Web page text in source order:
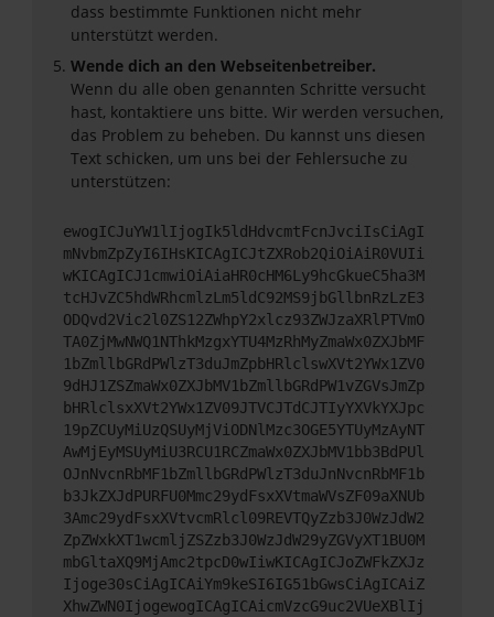
dass bestimmte Funktionen nicht mehr
unterstützt werden.
Wende dich an den Webseitenbetreiber.
Wenn du alle oben genannten Schritte versucht
hast, kontaktiere uns bitte. Wir werden versuchen,
das Problem zu beheben. Du kannst uns diesen
Text schicken, um uns bei der Fehlersuche zu
unterstützen:
ewogICJuYW1lIjogIk5ldHdvcmtFcnJvciIsCiAgI
mNvbmZpZyI6IHsKICAgICJtZXRob2QiOiAiR0VUIi
wKICAgICJ1cmwiOiAiaHR0cHM6Ly9hcGkueC5ha3M
tcHJvZC5hdWRhcmlzLm5ldC92MS9jbGllbnRzLzE3
ODQvd2Vic2l0ZS12ZWhpY2xlcz93ZWJzaXRlPTVmO
TA0ZjMwNWQ1NThkMzgxYTU4MzRhMyZmaWx0ZXJbMF
1bZmllbGRdPWlzT3duJmZpbHRlclswXVt2YWx1ZV0
9dHJ1ZSZmaWx0ZXJbMV1bZmllbGRdPW1vZGVsJmZp
bHRlclsxXVt2YWx1ZV09JTVCJTdCJTIyYXVkYXJpc
19pZCUyMiUzQSUyMjViODNlMzc3OGE5YTUyMzAyNT
AwMjEyMSUyMiU3RCU1RCZmaWx0ZXJbMV1bb3BdPUl
OJnNvcnRbMF1bZmllbGRdPWlzT3duJnNvcnRbMF1b
b3JkZXJdPURFU0Mmc29ydFsxXVtmaWVsZF09aXNUb
3Amc29ydFsxXVtvcmRlcl09REVTQyZzb3J0WzJdW2
ZpZWxkXT1wcmljZSZzb3J0WzJdW29yZGVyXT1BU0M
mbGltaXQ9MjAmc2tpcD0wIiwKICAgICJoZWFkZXJz
Ijoge30sCiAgICAiYm9keSI6IG51bGwsCiAgICAiZ
XhwZWN0IjogewogICAgICAicmVzcG9uc2VUeXBlIj